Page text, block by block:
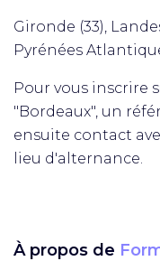
Gironde (33),
Pyrénées
Pour vous inscrire
"Bordeaux", un
ensuite contact
lieu d'alternance.
À propos de